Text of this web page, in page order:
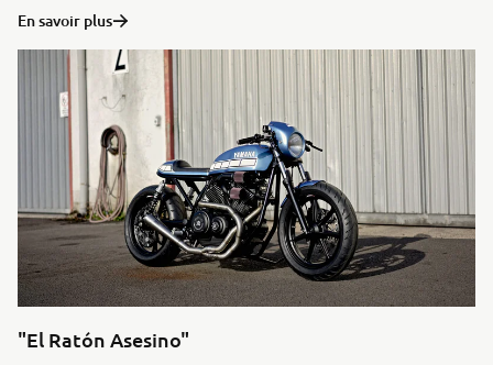
En savoir plus
"El Ratón Asesino"